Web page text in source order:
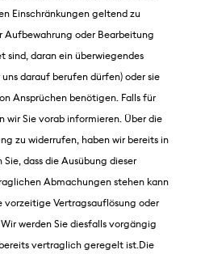
Einschränkungen geltend zu
Aufbewahrung oder Bearbeitung
sind, daran ein überwiegendes
darauf berufen dürfen) oder sie
Ansprüchen benötigen. Falls für
wir Sie vorab informieren. Über die
zu widerrufen, haben wir bereits in
dass die Ausübung dieser
Abmachungen stehen kann
vorzeitige Vertragsauflösung oder
werden Sie diesfalls vorgängig
vertraglich geregelt ist.Die